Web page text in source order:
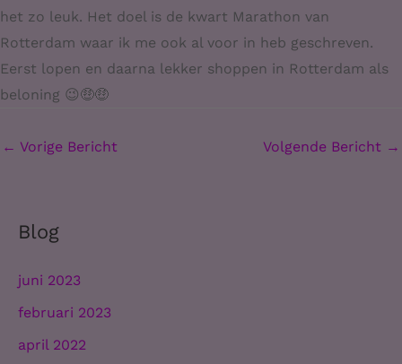
het zo leuk. Het doel is de kwart Marathon van
Rotterdam waar ik me ook al voor in heb geschreven.
Eerst lopen en daarna lekker shoppen in Rotterdam als
beloning 😉🤑🤑
← Vorige Bericht Volgende Bericht →
Blog
juni 2023
februari 2023
april 2022